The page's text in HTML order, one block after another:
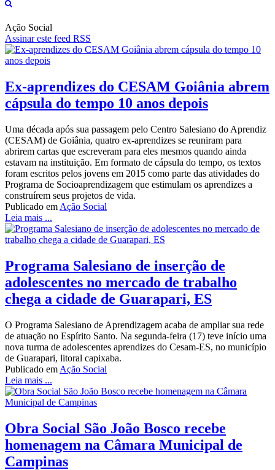
Ação Social
Assinar este feed RSS
Ex-aprendizes do CESAM Goiânia abrem
cápsula do tempo 10 anos depois
Uma década após sua passagem pelo Centro Salesiano do Aprendiz
(CESAM) de Goiânia, quatro ex-aprendizes se reuniram para
abrirem cartas que escreveram para eles mesmos quando ainda
estavam na instituição. Em formato de cápsula do tempo, os textos
foram escritos pelos jovens em 2015 como parte das atividades do
Programa de Socioaprendizagem que estimulam os aprendizes a
construírem seus projetos de vida.
Publicado em Ação Social
Leia mais ...
Programa Salesiano de inserção de
adolescentes no mercado de trabalho
chega a cidade de Guarapari, ES
O Programa Salesiano de Aprendizagem acaba de ampliar sua rede
de atuação no Espírito Santo. Na segunda-feira (17) teve início uma
nova turma de adolescentes aprendizes do Cesam-ES, no município
de Guarapari, litoral capixaba.
Publicado em Ação Social
Leia mais ...
Obra Social São João Bosco recebe
homenagem na Câmara Municipal de
Campinas